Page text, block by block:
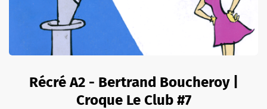
Récré A2 - Bertrand Boucheroy |
Croque Le Club #7